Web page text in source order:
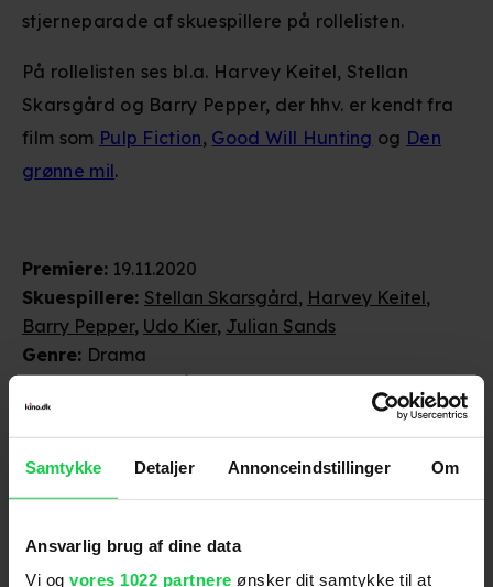
Samtykke Detaljer Annonceindstillinger Om
Ansvarlig brug af dine data
Vi og vores 1022 partnere ønsker dit samtykke til at
Premiere: 19.11.2020
Skuespillere: Stellan Skarsgård, Harvey Keitel,
Barry Pepper, Udo Kier, Julian Sands
Genre: Drama
Distributør
Another World Entertainment
stjerneparade af skuespillere på rollelisten.
På rollelisten ses bl.a. Harvey Keitel, Stellan
Skarsgård og Barry Pepper, der hhv. er kendt fra
film som Pulp Fiction, Good Will Hunting og Den
grønne mil.